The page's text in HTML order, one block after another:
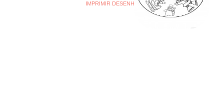
IMPRIMIR DESENHO